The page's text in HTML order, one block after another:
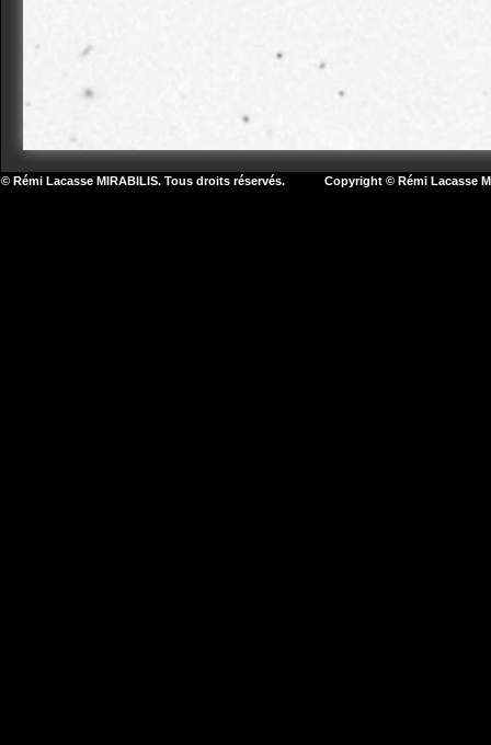
© Rémi Lacasse MIRABILIS. Tous droits réservés. Copyright © Rémi Lacasse